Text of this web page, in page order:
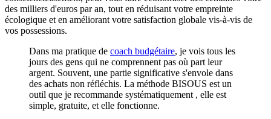
des milliers d'euros par an, tout en réduisant votre empreinte
écologique et en améliorant votre satisfaction globale vis-à-vis de
vos possessions.
Dans ma pratique de coach budgétaire, je vois tous les
jours des gens qui ne comprennent pas où part leur
argent. Souvent, une partie significative s'envole dans
des achats non réfléchis. La méthode BISOUS est un
outil que je recommande systématiquement , elle est
simple, gratuite, et elle fonctionne.